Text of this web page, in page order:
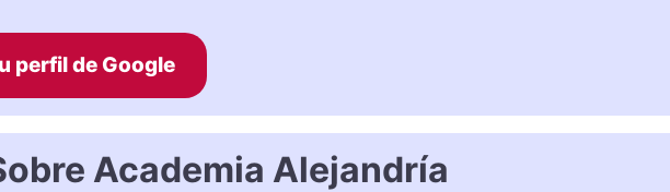
perfil de Google
Academia Alejandría